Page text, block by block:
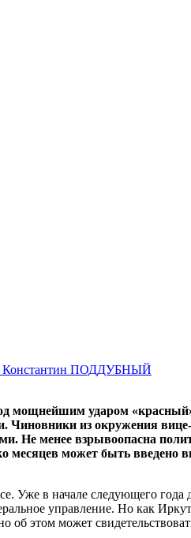
Константин ПОДДУБНЫЙ
мощнейшим ударом
из окружения
Не менее взрывоопасна
месяцев может быть
Уже в начале следующего
управление. Но как
об этом может